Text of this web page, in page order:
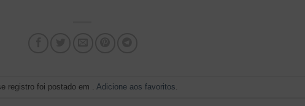
registro foi postado em . Adicione aos favoritos